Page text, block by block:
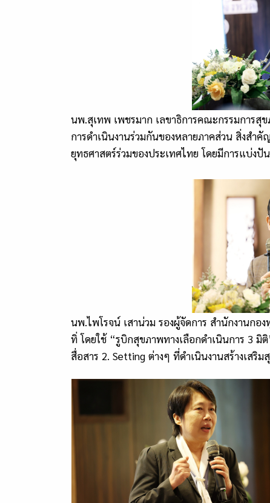
นพ.สุเทพ เพชรมาก เลขาธิการคณะกรรมการ
การดำเนินงานร่วมกันของหลายภาคส่วน สิ่งสำ
ยุทธศาสตร์ร่วมของประเทศไทย โดยมีการแบ่ง
นพ.ไพโรจน์ เสาน่วม รองผู้จัดการ สำนักงานกอ
ทิ่ โดยใช้ “รูบิกสุขภาพทางเลือกดำเนินการ 3 มิ
สื่อสาร 2. Setting ต่างๆ ที่ดำเนินงานสร้างเสริ